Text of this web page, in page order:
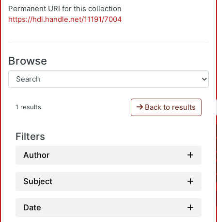
Permanent URI for this collection
https://hdl.handle.net/11191/7004
Browse
1 results Back to results
Filters
Author
Subject
Date